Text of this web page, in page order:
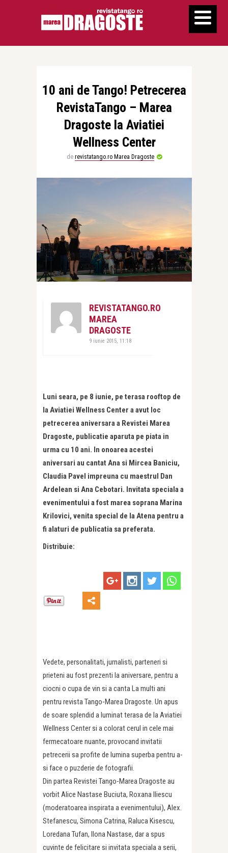
10 ani de Tango! Petrecerea
RevistaTango – Marea
Dragoste la Aviatiei
Wellness Center
de revistatango.ro Marea Dragoste
REVISTATANGO.RO
MAREA
DRAGOSTE
9 iunie 2015, 11:18
Luni seara, pe 8 iunie, pe terasa rooftop de
la Aviatiei Wellness Center a avut loc
petrecerea aniversara a Revistei Marea
Dragoste, publicatie aparuta pe piata in
urma cu 10 ani. In onoarea acestei
aniversari au cantat Ana si Mircea Baniciu,
Claudia Pavel impreuna cu maestrul Dan
Ardelean si Ana Cebotari. Invitata speciala a
evenimentului a fost marea soprana Marina
Krilovici, venita special de la Atena pentru a
fi alaturi de publicatia sa preferata.
Distribuie:
Vedete, personalitati, jurnalisti, parteneri si
prieteni au fost prezenti la aniversare, pentru a
ciocni o cupa de vin si a canta La multi ani
pentru revista Tango-Marea Dragoste. Un apus
de soare splendid a luminat terasa de la Aviatiei
Wellness Center si a colorat cerul in cele mai
fermecatoare nuante, provocand invitatii
petrecerii sa profite de lumina superba pentru a-
si face o puzderie de fotografii.
Din partea Revistei Tango-Marea Dragoste au
vorbit Alice Nastase Buciuta, Roxana Iliescu
(moderatoarea inspirata a evenimentului), Alex.
Stefanescu, Simona Catrina, Raluca Kisescu,
Loredana Tufan, Ilona Nastase, dar a spus
cuvinte de felicitare si invitata speciala a serii,